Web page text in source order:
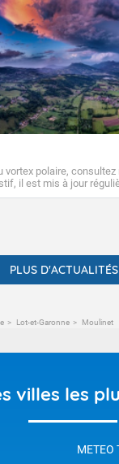
vortex polaire,
il est mis à jour
trouverez également
PLUS D'ACTUALITÉS
Lot-et-Garonne Moulinet
villes les
METEO